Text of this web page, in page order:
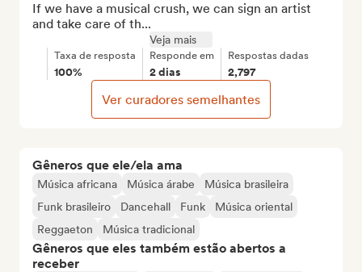
Gêneros que ele/ela ama
Música africana Música árabe
Música brasileira
Funk brasileiro
Dancehall Funk
Música oriental
Reggaeton
Música tradicional
Gêneros que eles também estão abertos a
receber
If we have a musical crush, we can sign an artist
and take care of th...
Veja mais
Taxa de resposta
100%
Responde em
2 dias
Respostas dadas
2,797
Ver curadores semelhantes